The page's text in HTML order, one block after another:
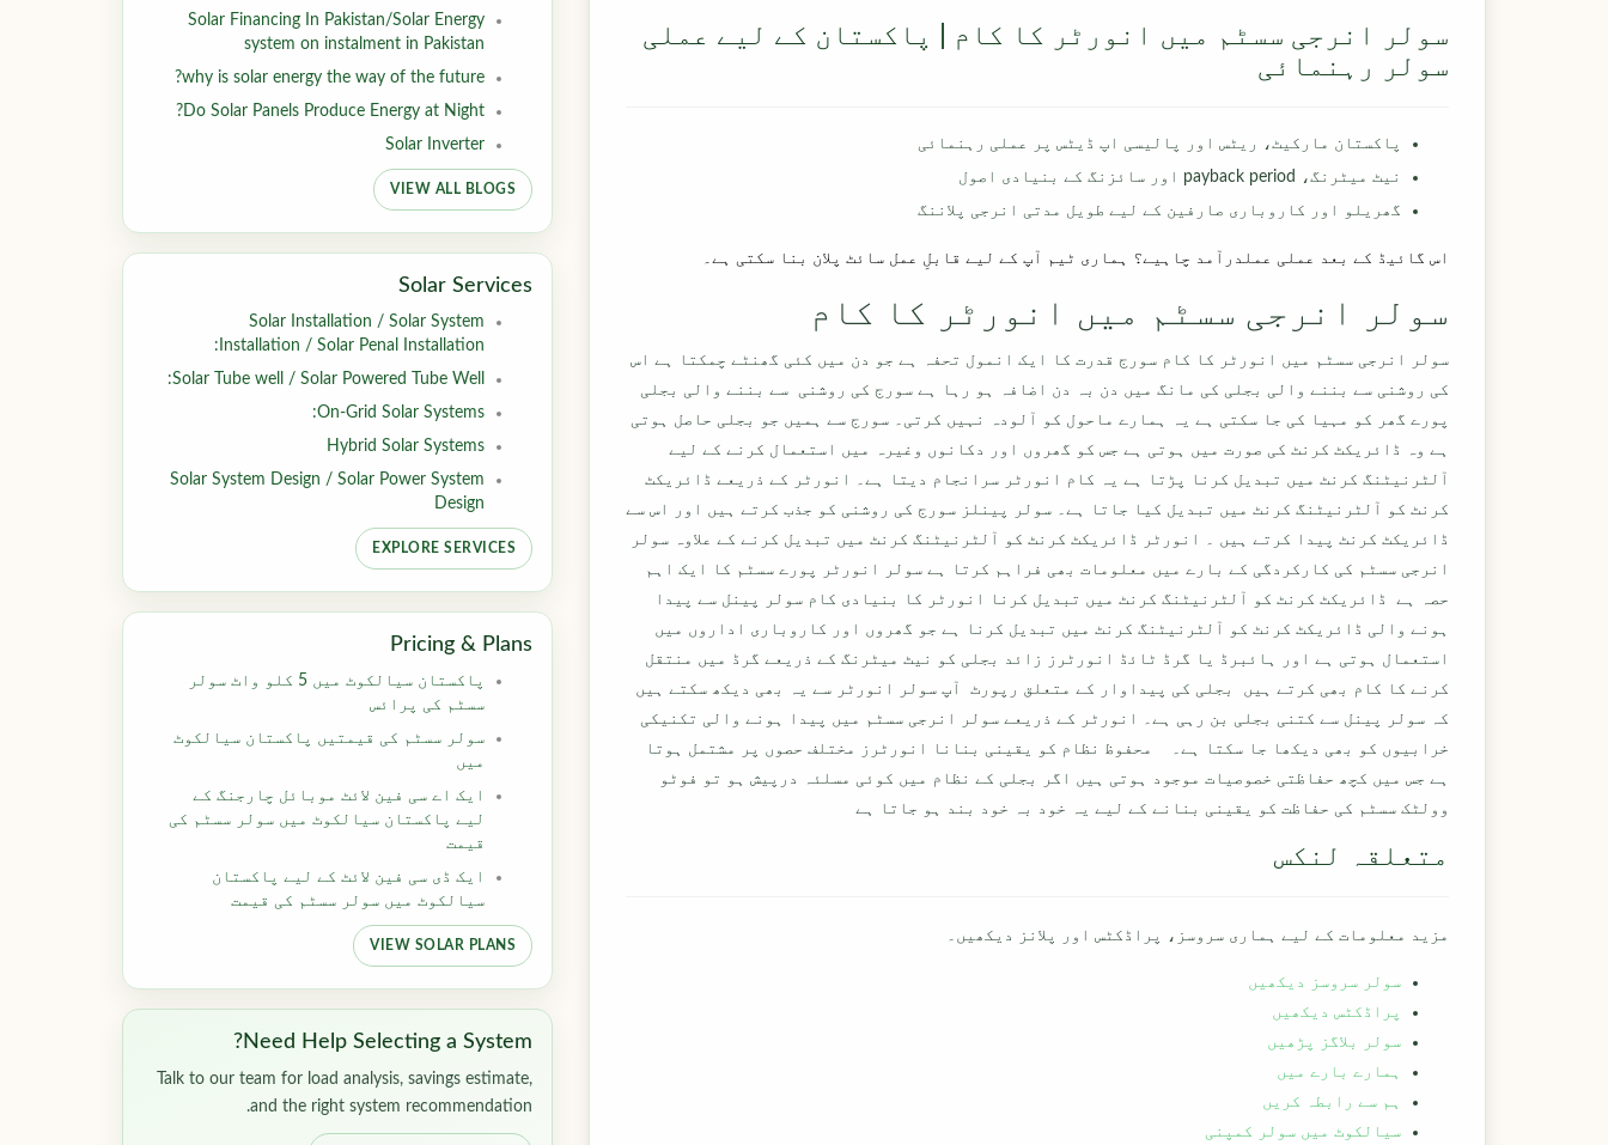
سولر انرجی سسٹم میں انورٹر کا کام | پاکستان کے لیے عملی
سولر رہنمائی
پاکستان مارکیٹ، ریٹس اور پالیسی اپ ڈیٹس پر عملی رہنمائی
نیٹ میٹرنگ، payback period اور سائزنگ کے بنیادی اصول
گھریلو اور کاروباری صارفین کے لیے طویل مدتی انرجی پلاننگ
اس گائیڈ کے بعد عملی عملدرآمد چاہیے؟ ہماری ٹیم آپ کے لیے قابلِ عمل سائٹ پلان بنا سکتی ہے۔
سولر انرجی سسٹم میں انورٹر کا کام
سولر انرجی سسٹم میں انورٹر کا کام سورج قدرت کا ایک انمول تحفہ ہے جو دن میں کئی گھنٹے چمکتا ہے اس
کی روشنی سے بننے والی بجلی کی مانگ میں دن بہ دن اضافہ ہو رہا ہے سورج کی روشنی سے بننے والی بجلی
پورے گھر کو مہیا کی جا سکتی ہے یہ ہمارے ماحول کو آلودہ نہیں کرتی۔ سورج سے ہمیں جو بجلی حاصل ہوتی
ہے وہ ڈائریکٹ کرنٹ کی صورت میں ہوتی ہے جس کو گھروں اور دکانوں وغیرہ میں استعمال کرنے کے لیے
آلٹرنیٹنگ کرنٹ میں تبدیل کرنا پڑتا ہے یہ کام انورٹر سرانجام دیتا ہے۔ انورٹر کے ذریعے ڈائریکٹ
کرنٹ کو آلٹرنیٹنگ کرنٹ میں تبدیل کیا جاتا ہے۔ سولر پینلز سورج کی روشنی کو جذب کرتے ہیں اور اس سے
ڈائریکٹ کرنٹ پیدا کرتے ہیں ۔ انورٹر ڈائریکٹ کرنٹ کو آلٹرنیٹنگ کرنٹ میں تبدیل کرنے کے علاوہ سولر
انرجی سسٹم کی کارکردگی کے بارے میں معلومات بھی فراہم کرتا ہے سولر انورٹر پورے سسٹم کا ایک اہم
حصہ ہے ڈائریکٹ کرنٹ کو آلٹرنیٹنگ کرنٹ میں تبدیل کرنا انورٹر کا بنیادی کام سولر پینل سے پیدا
ہونے والی ڈائریکٹ کرنٹ کو آلٹرنیٹنگ کرنٹ میں تبدیل کرنا ہے جو گھروں اور کاروباری اداروں میں
استعمال ہوتی ہے اور ہائبرڈ یا گرڈ ٹائڈ انورٹرز زائد بجلی کو نیٹ میٹرنگ کے ذریعے گرڈ میں منتقل
کرنے کا کام بھی کرتے ہیں بجلی کی پیداوار کے متعلق رپورٹ آپ سولر انورٹر سے یہ بھی دیکھ سکتے ہیں
کہ سولر پینل سے کتنی بجلی بن رہی ہے۔ انورٹر کے ذریعے سولر انرجی سسٹم میں پیدا ہونے والی تکنیکی
خرابیوں کو بھی دیکھا جا سکتا ہے۔ محفوظ نظام کو یقینی بنانا انورٹرز مختلف حصوں پر مشتمل ہوتا
ہے جس میں کچھ حفاظتی خصوصیات موجود ہوتی ہیں اگر بجلی کے نظام میں کوئی مسلئہ درپیش ہو تو فوٹو
وولٹک سسٹم کی حفاظت کو یقینی بنانے کے لیے یہ خود بہ خود بند ہو جاتا ہے
متعلقہ لنکس
مزید معلومات کے لیے ہماری سروسز، پراڈکٹس اور پلانز دیکھیں۔
سولر سروسز دیکھیں
پراڈکٹس دیکھیں
سولر بلاگز پڑھیں
ہمارے بارے میں
ہم سے رابطہ کریں
سیالکوٹ میں سولر کمپنی
Solar Financing In Pakistan/Solar Energy
system on instalment in Pakistan
why is solar energy the way of the future?
Do Solar Panels Produce Energy at Night?
Solar Inverter
VIEW ALL BLOGS
Solar Services
Solar Installation / Solar System
Installation / Solar Penal Installation:
Solar Tube well / Solar Powered Tube Well:
On-Grid Solar Systems:
Hybrid Solar Systems
Solar System Design / Solar Power System
Design
EXPLORE SERVICES
Pricing & Plans
پاکستان سیالکوٹ میں 5 کلو واٹ سولر
سسٹم کی پرائس
سولر سسٹم کی قیمتیں پاکستان سیالکوٹ
میں
ایک اے سی فین لائٹ موبائل چارجنگ کے
لیے پاکستان سیالکوٹ میں سولر سسٹم کی
قیمت
ایک ڈی سی فین لائٹ کے لیے پاکستان
سیالکوٹ میں سولر سسٹم کی قیمت
VIEW SOLAR PLANS
Need Help Selecting a System?
Talk to our team for load analysis, savings estimate,
and the right system recommendation.